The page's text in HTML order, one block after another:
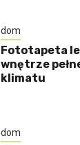
dom
​Fototapeta
wnętrze
klimatu
dom